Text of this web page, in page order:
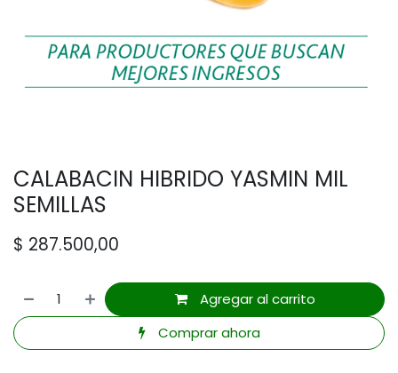
CALABACIN HIBRIDO YASMIN MIL
SEMILLAS
$ 287.500,00
Agregar al carrito
Comprar ahora